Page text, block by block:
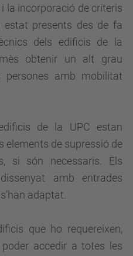
la incorporació de criteris
estat presents des de fa
dels edificis de la
obtenir un alt grau
persones amb mobilitat
de la UPC estan
elements de supressió de
si són necessaris. Els
amb entrades
adaptat.
que ho requereixen,
accedir a totes les